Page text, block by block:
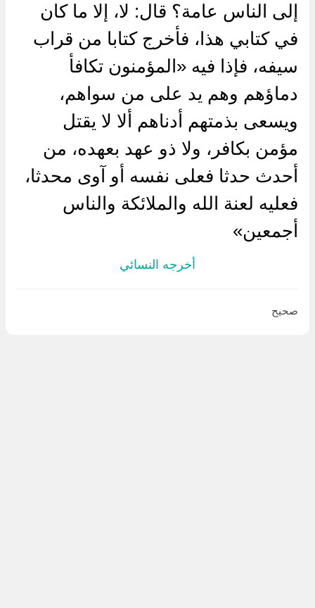
إلى الناس عامة؟ قال: لا، إلا ما كان
في كتابي هذا، فأخرج كتابا من قراب
سيفه، فإذا فيه «المؤمنون تكافأ
دماؤهم وهم يد على من سواهم،
ويسعى بذمتهم أدناهم ألا لا يقتل
مؤمن بكافر، ولا ذو عهد بعهده، من
أحدث حدثا فعلى نفسه أو آوى محدثا،
فعليه لعنة الله والملائكة والناس
أجمعين»
أخرجه النسائي
صحيح